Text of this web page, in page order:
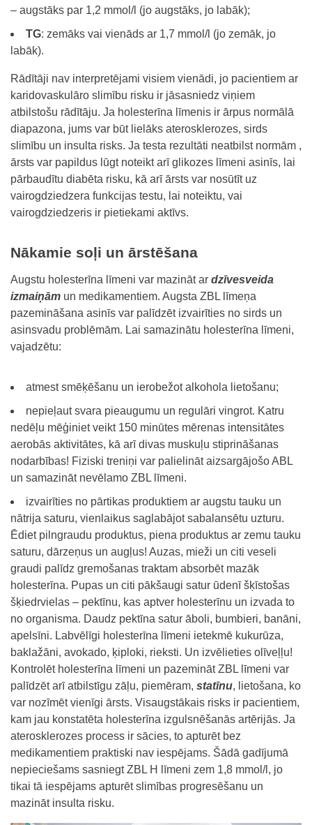
– augstāks par 1,2 mmol/l (jo augstāks, jo labāk);
TG: zemāks vai vienāds ar 1,7 mmol/l (jo zemāk, jo
labāk).
Rādītāji nav interpretējami visiem vienādi, jo pacientiem ar
karidovaskulāro slimību risku ir jāsasniedz viņiem
atbilstošu rādītāju. Ja holesterīna līmenis ir ārpus normālā
diapazona, jums var būt lielāks aterosklerozes, sirds
slimību un insulta risks. Ja testa rezultāti neatbilst normām ,
ārsts var papildus lūgt noteikt arī glikozes līmeni asinīs, lai
pārbaudītu diabēta risku, kā arī ārsts var nosūtīt uz
vairogdziedzera funkcijas testu, lai noteiktu, vai
vairogdziedzeris ir pietiekami aktīvs.
Nākamie soļi un ārstēšana
Augstu holesterīna līmeni var mazināt ar dzīvesveida
izmaiņām un medikamentiem. Augsta ZBL līmeņa
pazemināšana asinīs var palīdzēt izvairīties no sirds un
asinsvadu problēmām. Lai samazinātu holesterīna līmeni,
vajadzētu:
atmest smēķēšanu un ierobežot alkohola lietošanu;
nepieļaut svara pieaugumu un regulāri vingrot. Katru
nedēļu mēģiniet veikt 150 minūtes mērenas intensitātes
aerobās aktivitātes, kā arī divas muskuļu stiprināšanas
nodarbības! Fiziski treniņi var palielināt aizsargājošo ABL
un samazināt nevēlamo ZBL līmeni.
izvairīties no pārtikas produktiem ar augstu tauku un
nātrija saturu, vienlaikus saglabājot sabalansētu uzturu.
Ēdiet pilngraudu produktus, piena produktus ar zemu tauku
saturu, dārzeņus un augļus! Auzas, mieži un citi veseli
graudi palīdz gremošanas traktam absorbēt mazāk
holesterīna. Pupas un citi pākšaugi satur ūdenī šķīstošas
šķiedrvielas – pektīnu, kas aptver holesterīnu un izvada to
no organisma. Daudz pektīna satur āboli, bumbieri, banāni,
apelsīni. Labvēlīgi holesterīna līmeni ietekmē kukurūza,
baklažāni, avokado, ķiploki, rieksti. Un izvēlieties olīveļļu!
Kontrolēt holesterīna līmeni un pazemināt ZBL līmeni var
palīdzēt arī atbilstīgu zāļu, piemēram, statīnu, lietošana, ko
var nozīmēt vienīgi ārsts. Visaugstākais risks ir pacientiem,
kam jau konstatēta holesterīna izgulsnēšanās artērijās. Ja
aterosklerozes process ir sācies, to apturēt bez
medikamentiem praktiski nav iespējams. Šādā gadījumā
nepieciešams sasniegt ZBL H līmeni zem 1,8 mmol/l, jo
tikai tā iespējams apturēt slimības progresēšanu un
mazināt insulta risku.